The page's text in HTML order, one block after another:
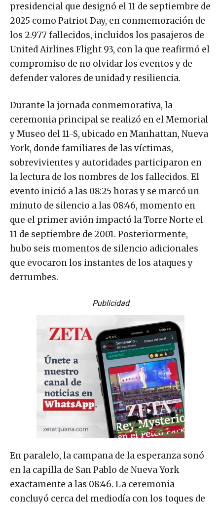
presidencial que designó el 11 de septiembre de
2025 como Patriot Day, en conmemoración de
los 2.977 fallecidos, incluidos los pasajeros de
United Airlines Flight 93, con la que reafirmó el
compromiso de no olvidar los eventos y de
defender valores de unidad y resiliencia.
Durante la jornada conmemorativa, la
ceremonia principal se realizó en el Memorial
y Museo del 11-S, ubicado en Manhattan, Nueva
York, donde familiares de las víctimas,
sobrevivientes y autoridades participaron en
la lectura de los nombres de los fallecidos. El
evento inició a las 08:25 horas y se marcó un
minuto de silencio a las 08:46, momento en
que el primer avión impactó la Torre Norte el
11 de septiembre de 2001. Posteriormente,
hubo seis momentos de silencio adicionales
que evocaron los instantes de los ataques y
derrumbes.
Publicidad
En paralelo, la campana de la esperanza sonó
en la capilla de San Pablo de Nueva York
exactamente a las 08:46. La ceremonia
concluyó cerca del mediodía con los toques de